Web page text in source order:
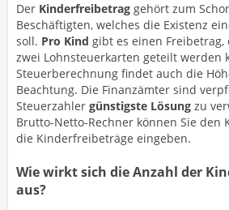
Der Kinderfreibetrag gehört zum
Beschäftigten, welches die Existenz
soll. Pro Kind gibt es einen
zwei Lohnsteuerkarten geteilt werden
Steuerberechnung findet auch die
Beachtung. Die Finanzämter sind
Steuerzahler günstigste Lösung zu
Brutto-Netto-Rechner können Sie den
die Kinderfreibeträge eingeben.
Wie wirkt sich die Anzahl der
aus?